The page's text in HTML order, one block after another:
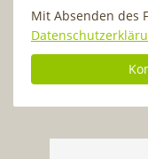
Mit Absenden des